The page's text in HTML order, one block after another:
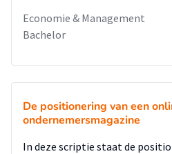
Economie & Management
Bachelor
De positionering van een
ondernemersmagazine
In deze scriptie staat de